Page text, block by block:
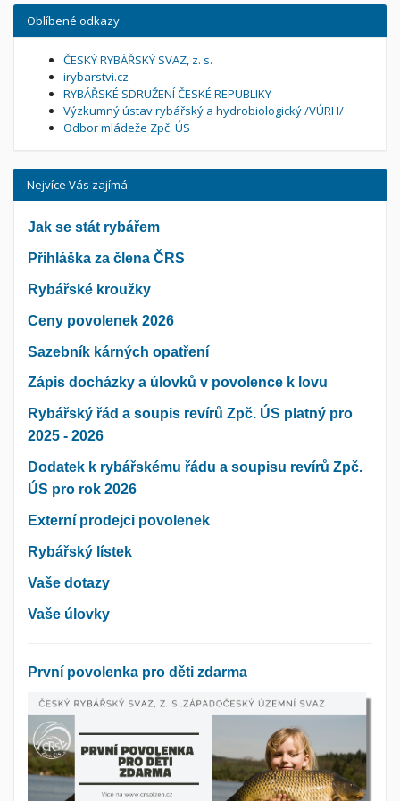
Oblíbené odkazy
ČESKÝ RYBÁŘSKÝ SVAZ, z. s.
irybarstvi.cz
RYBÁŘSKÉ SDRUŽENÍ ČESKÉ REPUBLIKY
Výzkumný ústav rybářský a hydrobiologický /VÚRH/
Odbor mládeže Zpč. ÚS
Nejvíce Vás zajímá
Jak se stát rybářem
Přihláška za člena ČRS
Rybářské kroužky
Ceny povolenek 2026
Sazebník kárných opatření
Zápis docházky a úlovků v povolence k lovu
Rybářský řád a soupis revírů Zpč. ÚS platný pro
2025 - 2026
Dodatek k rybářskému řádu a soupisu revírů Zpč.
ÚS pro rok 2026
Externí prodejci povolenek
Rybářský lístek
Vaše dotazy
Vaše úlovky
První povolenka pro děti zdarma